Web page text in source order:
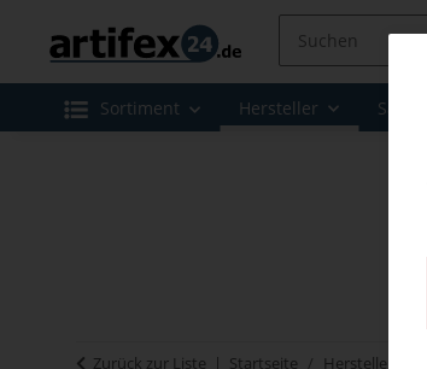
Sortiment Hersteller Sale
Zurück zur Liste Startseite Hersteller